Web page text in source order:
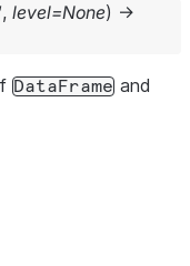
, level=None) →
DataFrame and